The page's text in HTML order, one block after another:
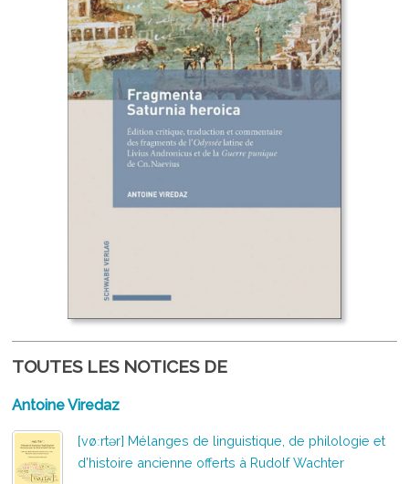
TOUTES LES NOTICES DE
Antoine Viredaz
[vøːrtər] Mélanges de linguistique, de philologie et
d’histoire ancienne offerts à Rudolf Wachter